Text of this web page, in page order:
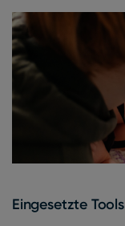
Eingesetzte Tools